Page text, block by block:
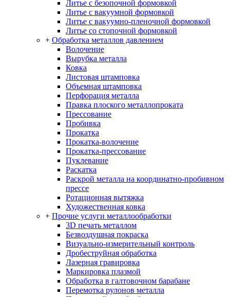
Литье с безопочной формовкой
Литье с вакуумной формовкой
Литье с вакуумно-пленочной формовкой
Литье со стопочной формовкой
+ Обработка металлов давлением
Волочение
Вырубка металла
Ковка
Листовая штамповка
Объемная штамповка
Перфорация металла
Правка плоского металлопроката
Прессование
Пробивка
Прокатка
Прокатка-волочение
Прокатка-прессование
Пуклевание
Раскатка
Раскрой металла на координатно-пробивном
прессе
Ротационная вытяжка
Художественная ковка
+ Прочие услуги металлообработки
3D печать металлом
Безвоздушная покраска
Визуально-измерительный контроль
Дробеструйная обработка
Лазерная гравировка
Маркировка плазмой
Обработка в галтовочном барабане
Перемотка рулонов металла